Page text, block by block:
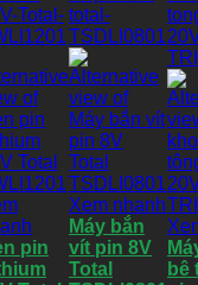
pin
Xem nhanh
Máy bắn
vít pin 8V
Total
bê